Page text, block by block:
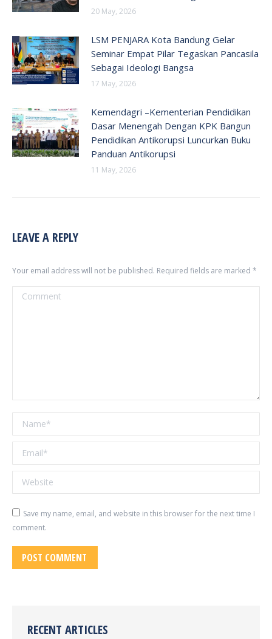
20 May, 2026
LSM PENJARA Kota Bandung Gelar
Seminar Empat Pilar Tegaskan Pancasila
Sebagai Ideologi Bangsa
17 May, 2026
Kemendagri –Kementerian Pendidikan
Dasar Menengah Dengan KPK Bangun
Pendidikan Antikorupsi Luncurkan Buku
Panduan Antikorupsi
11 May, 2026
LEAVE A REPLY
Your email address will not be published. Required fields are marked *
Comment
Name *
Email *
Website
Save my name, email, and website in this browser for the next time I
comment.
POST COMMENT
RECENT ARTICLES